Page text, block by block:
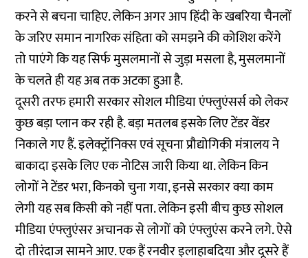
करने से बचना चाहिए. लेकिन अगर आप हिंदी के खबरिया चैनलों
के जरिए समान नागरिक संहिता को समझने की कोशिश करेंगे
तो पाएंगे कि यह सिर्फ मुसलमानों से जुड़ा मसला है, मुसलमानों
के चलते ही यह अब तक अटका हुआ है.
दूसरी तरफ हमारी सरकार सोशल मीडिया एंफ्लुएंसर्स को लेकर
कुछ बड़ा प्लान कर रही है. बड़ा मतलब इसके लिए टेंडर वेंडर
निकाले गए हैं. इलेक्ट्रॉनिक्स एवं सूचना प्रौद्योगिकी मंत्रालय ने
बाकादा इसके लिए एक नोटिस जारी किया था. लेकिन किन
लोगों ने टेंडर भरा, किनको चुना गया, इनसे सरकार क्या काम
लेगी यह सब किसी को नहीं पता. लेकिन इसी बीच कुछ सोशल
मीडिया एंफ्लुएंसर अचानक से लोगों को एंफ्लुएंस करने लगे. ऐसे
दो तीरंदाज सामने आए. एक हैं रनवीर इलाहाबदिया और दूसरे हैं